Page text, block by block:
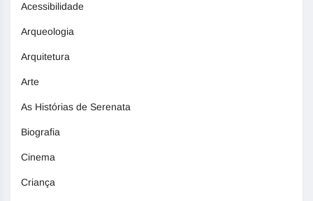
Acessibilidade
Arqueologia
Arquitetura
Arte
As Histórias de Serenata
Biografia
Cinema
Criança